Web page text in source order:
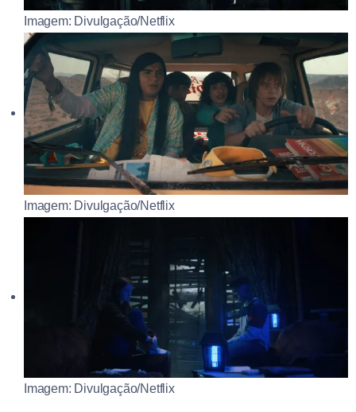
Imagem: Divulgação/Netflix
Imagem: Divulgação/Netflix
Imagem: Divulgação/Netflix